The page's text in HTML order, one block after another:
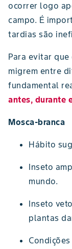
ocorrer logo
campo. É
tardias são
Para evitar
migrem entre
fundamental
antes, durante
Mosca-branca
Hábito
Inseto
mundo.
Inseto
plantas